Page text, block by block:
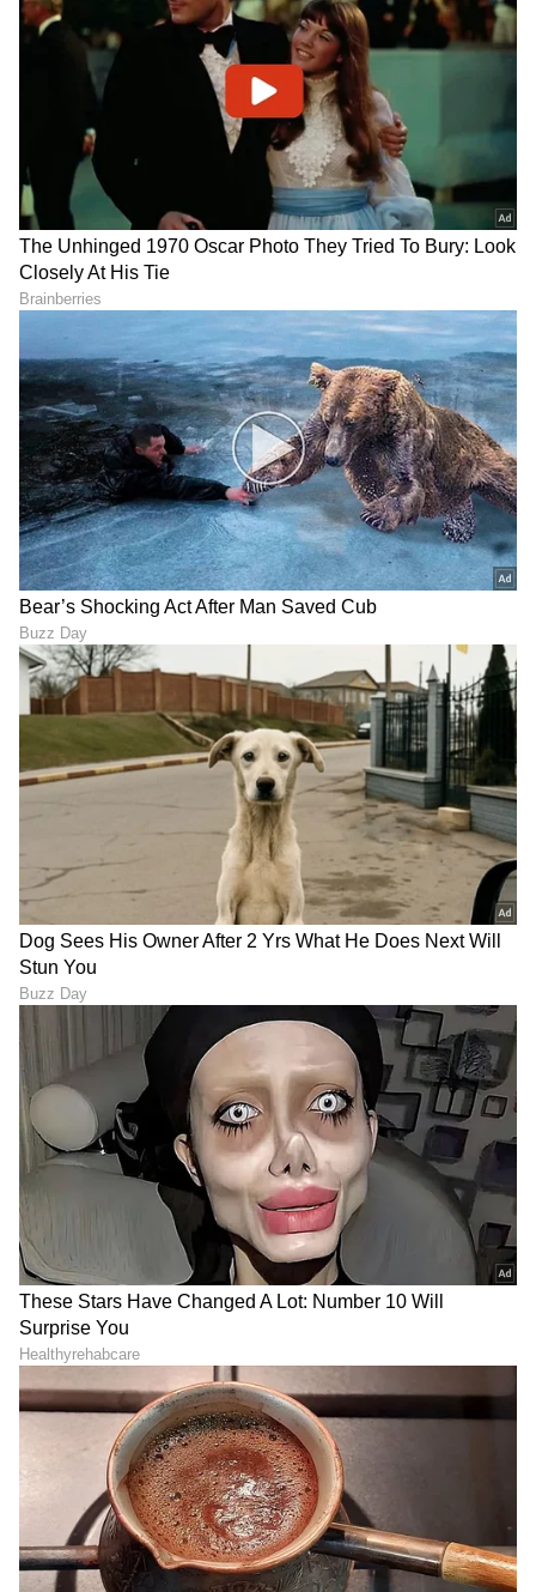
"ರಾಜಕೀಯ ಬೇಡ, ಸಿನಿಮಾನೇ ಪ್ರಾಣ":
ಕನಕೋತ್ಸವದಲ್ಲಿ ರಿಷಬ್ ಶೆಟ್ಟಿ | Rishab
Shetty speech | Suvarna News
ಶೇ.50 ರಿಂದ ಶೇ.18 ಕ್ಕೆ TAX ಇಳಿಕೆ: ಮೋದಿ-
ಟ್ರಂಪ್ ಐತಿಹಾಸಿಕ ಒಪ್ಪಂದ | India US
Trade Deal | Party Rounds